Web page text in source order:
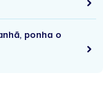
ponha o